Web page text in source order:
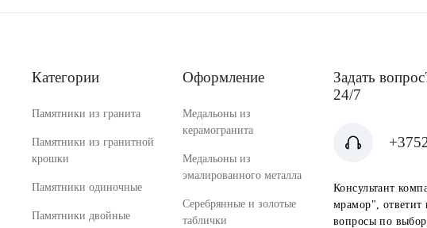
Категории
Памятники из гранита
Памятники из гранитной
крошки
Памятники одиночные
Памятники двойные
Оформление
Медальоны из
керамогранита
Медальоны из
эмалированного металла
Серебрянные и золотые
таблички
Задать
24/7
Консультант
мрамор", ответит
вопросы по